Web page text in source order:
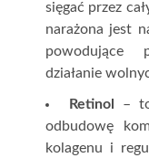
sięgać przez
narażona jest
powodujące
działanie
Retinol –
odbudowę
kolagenu i